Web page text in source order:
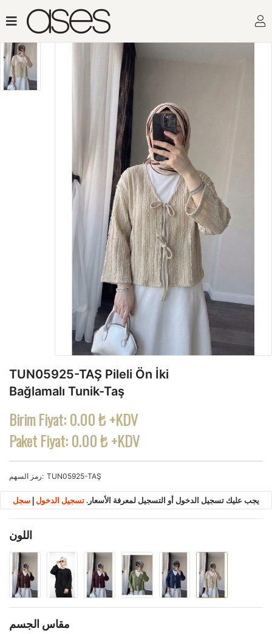
TUN05925-TAŞ Pileli Ön İki
Bağlamalı Tunik-Taş
Birim Fiyat:0.00 ₺ +KDV
Paket Fiyat:0.00 ₺ +KDV
رمز السهم TUN05925-TAŞ
يجب عليك تسجيل الدخول أو التسجيل لمعرفة الأسعار. تسجيل الدخول | سجل
اللون
مقاس الجسم